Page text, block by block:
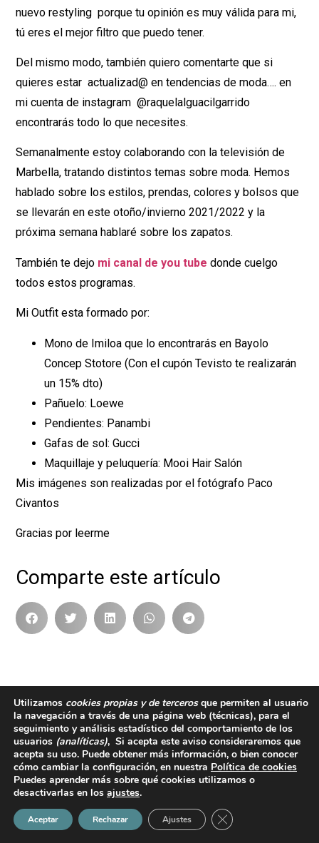
nuevo restyling porque tu opinión es muy válida para mi,
tú eres el mejor filtro que puedo tener.
Del mismo modo, también quiero comentarte que si
quieres estar actualizad@ en tendencias de moda…. en
mi cuenta de instagram @raquelalguacilgarrido
encontrarás todo lo que necesites.
Semanalmente estoy colaborando con la televisión de
Marbella, tratando distintos temas sobre moda. Hemos
hablado sobre los estilos, prendas, colores y bolsos que
se llevarán en este otoño/invierno 2021/2022 y la
próxima semana hablaré sobre los zapatos.
También te dejo mi canal de you tube donde cuelgo
todos estos programas.
Mi Outfit esta formado por:
Mono de Imiloa que lo encontrarás en Bayolo
Concep Stotore (Con el cupón Tevisto te realizarán
un 15% dto)
Pañuelo: Loewe
Pendientes: Panambi
Gafas de sol: Gucci
Maquillaje y peluquería: Mooi Hair Salón
Mis imágenes son realizadas por el fotógrafo Paco
Civantos
Gracias por leerme
Comparte este artículo
ANTERIOR SIGUIENTE
Utilizamos cookies propias y de tercerosque permiten al usuario
la navegación a través de una página web (técnicas), para el
seguimiento y análisis estadístico del comportamiento de los
usuarios (analíticas), Si acepta este aviso consideraremos que
acepta su uso. Puede obtener más información, o bien conocer
cómo cambiar la configuración, en nuestra Política de cookies
Puedes aprender más sobre qué cookies utilizamos o
desactivarlas en los ajustes.
Aceptar Rechazar Ajustes Cerrar el banner de